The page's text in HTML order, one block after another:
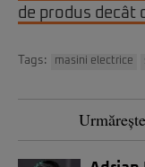
de produs decât
Tags: masini electrice